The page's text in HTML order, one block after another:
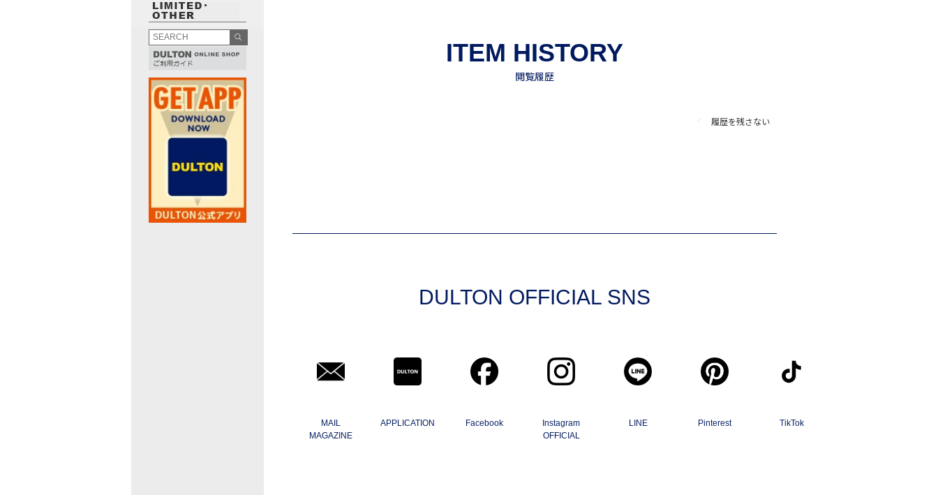
履歴を残さない
DULTON OFFICIAL SNS
MAIL
MAGAZINE
APPLICATION Facebook
Instagram
OFFICIAL
LINE Pinterest TikTok